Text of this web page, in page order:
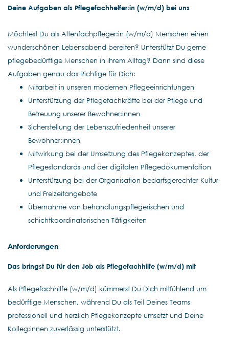
Deine Aufgaben als Pflegefachhelfer:in (w/m/d) bei uns
Möchtest Du als Altenfachpfleger:in (w/m/d) Menschen einen
wunderschönen Lebensabend bereiten? Unterstützt Du gerne
pflegebedürftige Menschen in ihrem Alltag? Dann sind diese
Aufgaben genau das Richtige für Dich:
Mitarbeit in unseren modernen Pflegeeinrichtungen
Unterstützung der Pflegefachkräfte bei der Pflege und
Betreuung unserer Bewohner:innen
Sicherstellung der Lebenszufriedenheit unserer
Bewohner:innen
Mitwirkung bei der Umsetzung des Pflegekonzeptes, der
Pflegestandards und der digitalen Pflegedokumentation
Unterstützung bei der Organisation bedarfsgerechter Kultur-
und Freizeitangebote
Übernahme von behandlungspflegerischen und
schichtkoordinatorischen Tätigkeiten
Anforderungen
Das bringst Du für den Job als Pflegefachhilfe (w/m/d) mit
Als Pflegefachhilfe (w/m/d) kümmerst Du Dich mitfühlend um
bedürftige Menschen, während Du als Teil Deines Teams
professionell und herzlich Pflegekonzepte umsetzt und Deine
Kolleg:innen zuverlässig unterstützt.